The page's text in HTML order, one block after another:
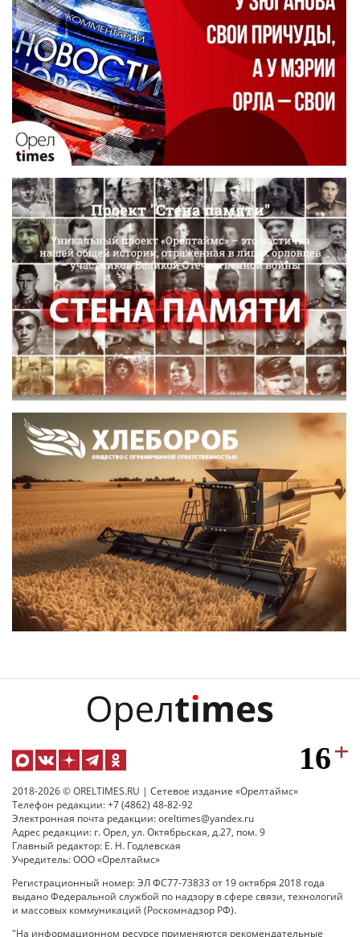
2018-2026 © ORELTIMES.RU | Сетевое издание «Орелтаймс»
Телефон редакции: +7 (4862) 48-82-92
Электронная почта редакции: oreltimes@yandex.ru
Адрес редакции: г. Орел, ул. Октябрьская, д.27, пом. 9
Главный редактор: Е. Н. Годлевская
Учредитель: ООО «Орелтаймс»
Регистрационный номер: ЭЛ ФС77-73833 от 19 октября 2018 года
выдано Федеральной службой по надзору в сфере связи, технологий
и массовых коммуникаций (Роскомнадзор РФ).
"На информационном ресурсе применяются рекомендательные